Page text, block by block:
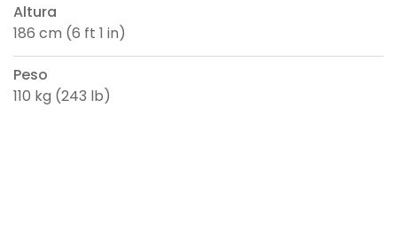
Altura
186 cm (6 ft 1 in)
Peso
110 kg (243 lb)